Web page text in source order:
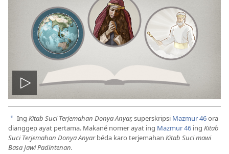
Play
video
a Ing Kitab Suci Terjemahan Donya Anyar,superskripsi Mazmur 46ora
dianggep ayat pertama. Makané nomer ayat ing Mazmur 46 ing Kitab
Suci Terjemahan Donya Anyarbéda karo terjemahan Kitab Suci mawi
Basa Jawi Padintenan.